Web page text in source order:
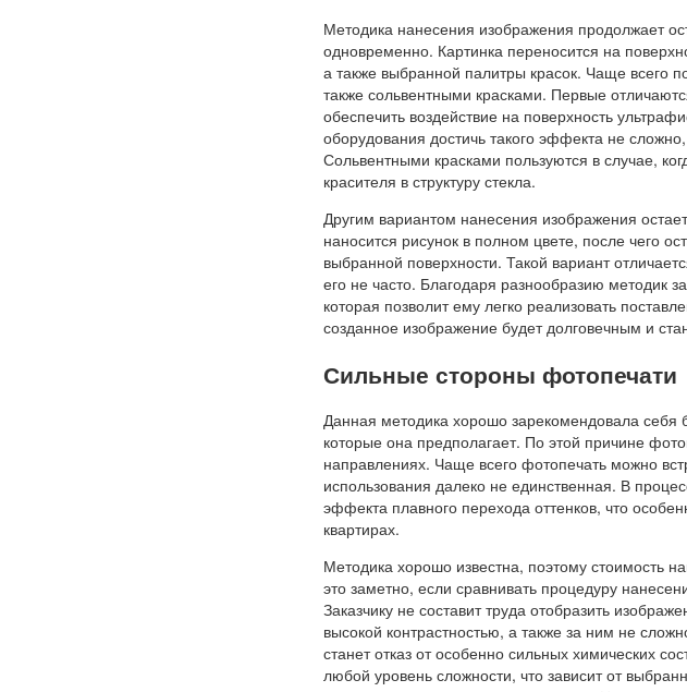
Методика нанесения изображения продолжает
одновременно. Картинка переносится на
а также выбранной палитры красок. Чаще всего
также сольвентными красками. Первые
обеспечить воздействие на поверхность
оборудования достичь такого эффекта не
Сольвентными красками пользуются в случае,
красителя в структуру стекла.
Другим вариантом нанесения изображения
наносится рисунок в полном цвете, после чего
выбранной поверхности. Такой вариант
его не часто. Благодаря разнообразию методик
которая позволит ему легко реализовать
созданное изображение будет долговечным и
Сильные стороны фотопечати
Данная методика хорошо зарекомендовала себя
которые она предполагает. По этой причине
направлениях. Чаще всего фотопечать можно
использования далеко не единственная. В
эффекта плавного перехода оттенков, что
квартирах.
Методика хорошо известна, поэтому стоимость
это заметно, если сравнивать процедуру
Заказчику не составит труда отобразить
высокой контрастностью, а также за ним не
станет отказ от особенно сильных химических
любой уровень сложности, что зависит от